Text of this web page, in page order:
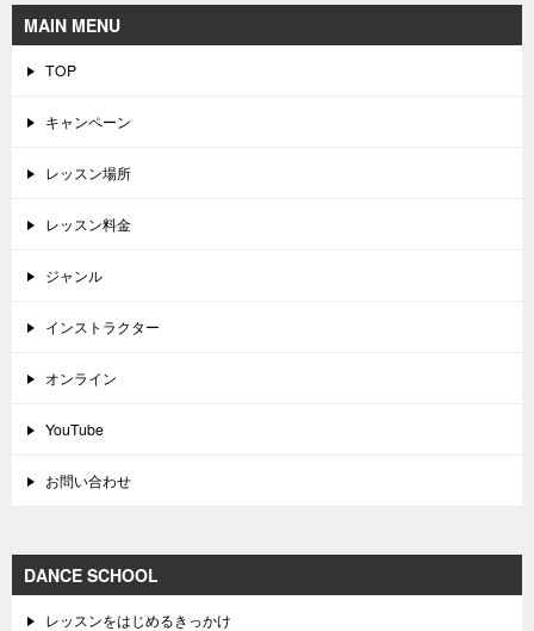
MAIN MENU
TOP
キャンペーン
レッスン場所
レッスン料金
ジャンル
インストラクター
オンライン
YouTube
お問い合わせ
DANCE SCHOOL
レッスンをはじめるきっかけ